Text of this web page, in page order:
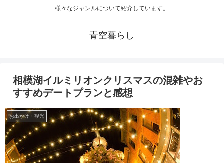
様々なジャンルについて紹介しています。
青空暮らし
相模湖イルミリオンクリスマスの混雑やお
すすめデートプランと感想
お出かけ・観光